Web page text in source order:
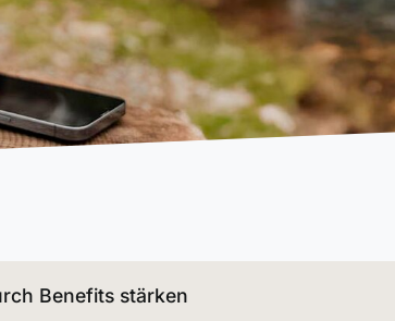
Benefits stärken